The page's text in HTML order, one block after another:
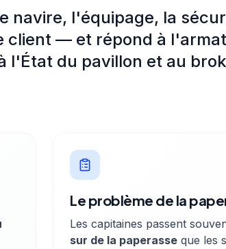
navire, l'équipage, la
client — et répond à
l'État du pavillon et au
Le problème de la
Les capitaines passent
sur de la paperasse que les